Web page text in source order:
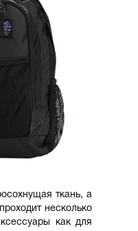
ткань, а
несколько
как для